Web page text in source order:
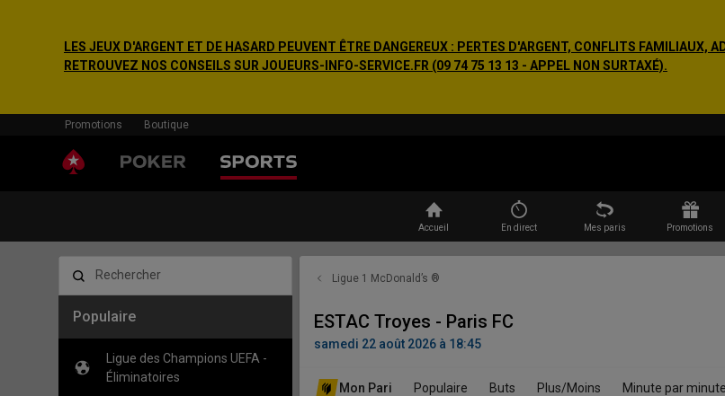
LES JEUX D'ARGENT ET DE HASARD PEUVENT ÊTRE DANGEREUX : PERTES D'ARGENT, CONFLITS FAMILIAUX,
RETROUVEZ NOS CONSEILS SUR JOUEURS-INFO-SERVICE.FR (09 74 75 13 13 - APPEL NON SURTAXÉ).
Promotions Boutique
Accueil En direct Mes paris Promotions
Rechercher
Populaire
Ligue des Champions UEFA -
Éliminatoires
Ligue 1 McDonald’s ®
ESTAC Troyes - Paris FC
samedi 22 août 2026 à 18:45
Mon Pari Populaire Buts Plus/Moins Minute par minute